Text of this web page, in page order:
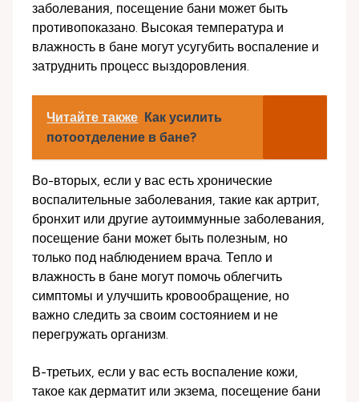
заболевания, посещение бани может быть
противопоказано. Высокая температура и
влажность в бане могут усугубить воспаление и
затруднить процесс выздоровления.
Читайте также Как усилить
потоотделение в бане?
Во-вторых, если у вас есть хронические
воспалительные заболевания, такие как артрит,
бронхит или другие аутоиммунные заболевания,
посещение бани может быть полезным, но
только под наблюдением врача. Тепло и
влажность в бане могут помочь облегчить
симптомы и улучшить кровообращение, но
важно следить за своим состоянием и не
перегружать организм.
В-третьих, если у вас есть воспаление кожи,
такое как дерматит или экзема, посещение бани